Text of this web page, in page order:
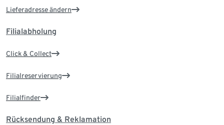
Lieferadresse ändern
Filialabholung
Click & Collect
Filialreservierung
Filialfinder
Rücksendung & Reklamation